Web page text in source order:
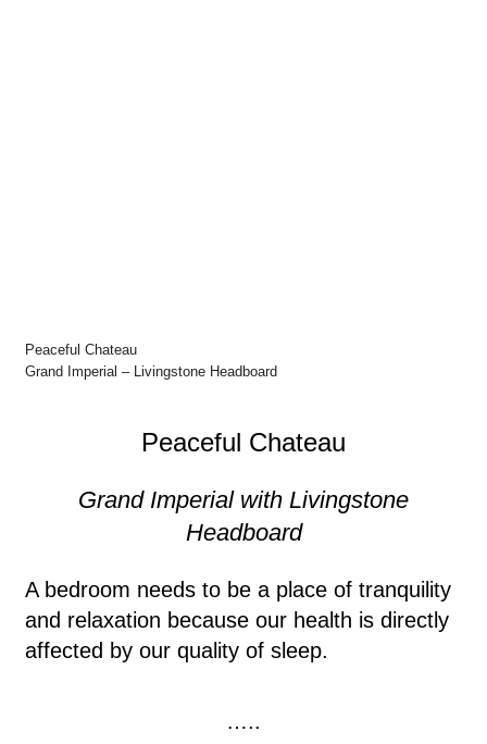
Peaceful Chateau
Grand Imperial – Livingstone Headboard
Peaceful Chateau
Grand Imperial with Livingstone
Headboard
A bedroom needs to be a place of tranquility
and relaxation because our health is directly
affected by our quality of sleep.
…..